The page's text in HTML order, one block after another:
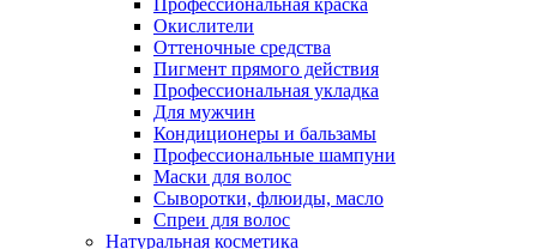
Профессиональная краска
Окислители
Оттеночные средства
Пигмент прямого действия
Профессиональная укладка
Для мужчин
Кондиционеры и бальзамы
Профессиональные шампуни
Маски для волос
Сыворотки, флюиды, масло
Спреи для волос
Натуральная косметика